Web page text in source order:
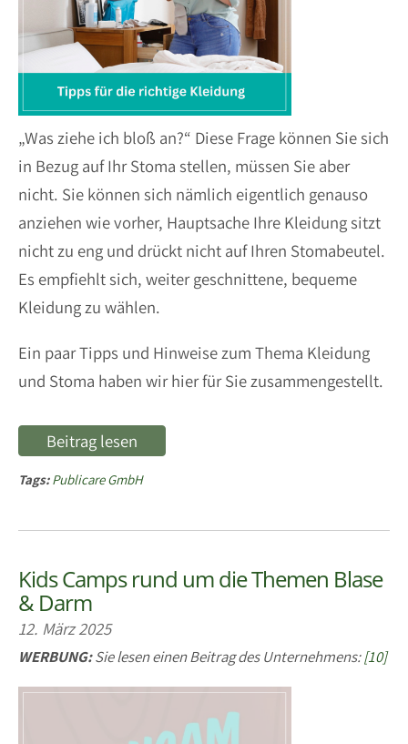
„Was ziehe ich bloß an?“ Diese Frage können Sie sich
in Bezug auf Ihr Stoma stellen, müssen Sie aber
nicht. Sie können sich nämlich eigentlich genauso
anziehen wie vorher, Hauptsache Ihre Kleidung sitzt
nicht zu eng und drückt nicht auf Ihren Stomabeutel.
Es empfiehlt sich, weiter geschnittene, bequeme
Kleidung zu wählen.
Ein paar Tipps und Hinweise zum Thema Kleidung
und Stoma haben wir hier für Sie zusammengestellt.
Beitrag lesen
Tags:Publicare GmbH
Kids Camps rund um die Themen Blase
& Darm
12. März 2025
WERBUNG:Sie lesen einen Beitrag des Unternehmens:[10]